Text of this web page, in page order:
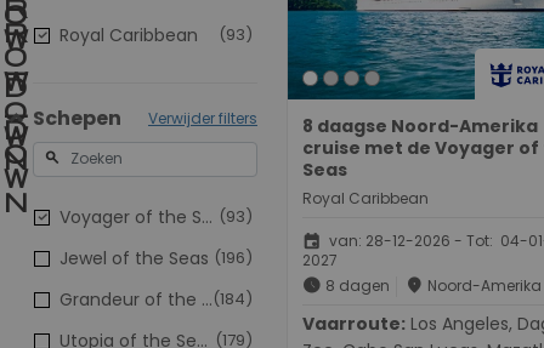
(93)
Royal Caribbean
Schepen Verwijder filters
search
(93)
Voyager of the Seas
(196)
Jewel of the Seas
(184)
Grandeur of the Seas
(179)
Utopia of the Seas
8 daagse Noord-Amerika
cruise met de Voyager of
Seas
Royal Caribbean
event van: 28-12-2026 - Tot: 04-
2027
schedule 8 dagen place Noord-Amerika
Vaarroute: